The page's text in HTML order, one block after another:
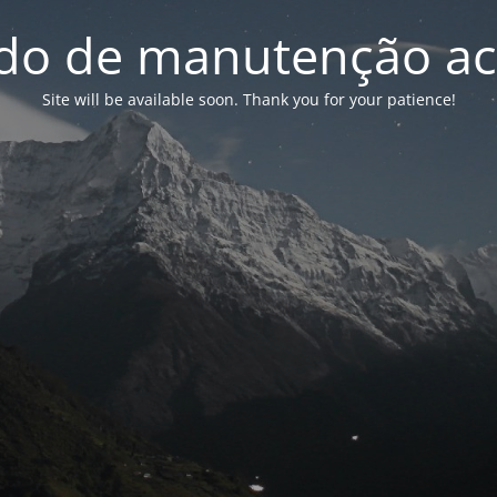
de manutenção
Site will be available soon. Thank you for your patience!